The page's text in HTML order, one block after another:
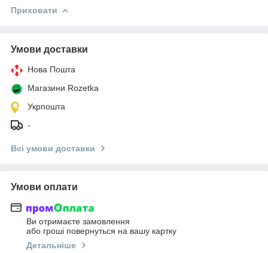
Приховати
Умови доставки
Нова Пошта
Магазини Rozetka
Укрпошта
-
Всі умови доставки
Умови оплати
Ви отримаєте замовлення
або гроші повернуться на вашу картку
Детальніше